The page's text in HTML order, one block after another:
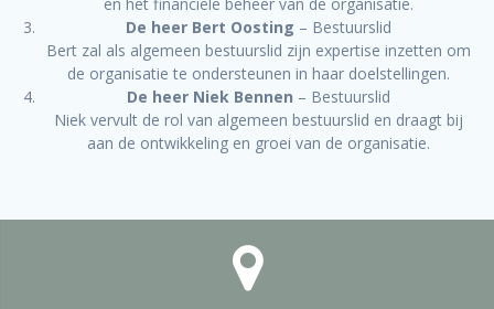
De heer Bert Oosting – Bestuurslid
Bert zal als algemeen bestuurslid zijn expertise inzetten om
de organisatie te ondersteunen in haar doelstellingen.
De heer Niek Bennen – Bestuurslid
Niek vervult de rol van algemeen bestuurslid en draagt bij
aan de ontwikkeling en groei van de organisatie.